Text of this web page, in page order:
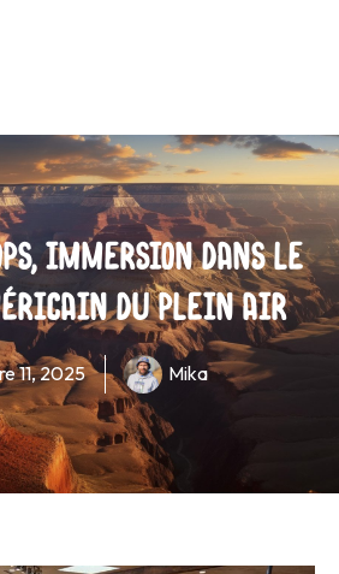
immersion dans le
du plein air
11, 2025 Mika